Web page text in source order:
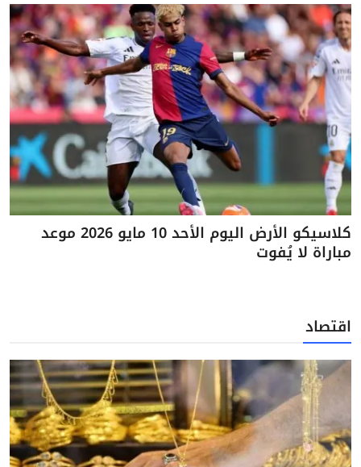
كلاسيكو الأرض اليوم الأحد 10 مايو 2026 موعد
مباراة لا يُفوت
اقتصاد